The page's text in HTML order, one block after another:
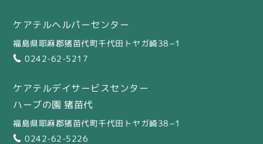
ケアテルヘルパーセンター
福島県耶麻郡猪苗代町千代田トヤガ崎38−1
0242-62-5217
ケアテルデイサービスセンター
ハーブの園 猪苗代
福島県耶麻郡猪苗代町千代田トヤガ崎38−1
0242-62-5226